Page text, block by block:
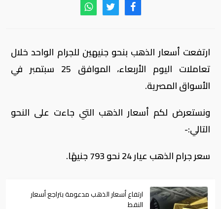
ارتفعت أسعار الذهب بنحو جنيهين للجرام الواحد خلال
تعاملات اليوم الأربعاء، الموافق 25 سبتمبر في
الأسواق المصرية.
ونستعرض لكم أسعار الذهب التي جاءت على النحو
التالي:-
سعر جرام الذهب عيار 24 نحو 793 جنيهًا.
ارتفاع أسعار الذهب مدعومة بتراجع أسعار
النفط